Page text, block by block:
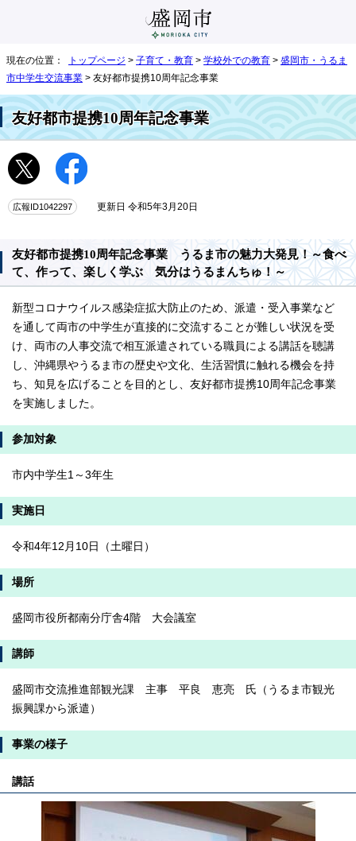
現在の位置： トップページ > 子育て・教育 > 学校外での教育 > 盛岡市・うるま
市中学生交流事業 > 友好都市提携10周年記念事業
友好都市提携10周年記念事業
広報ID1042297 更新日 令和5年3月20日
友好都市提携10周年記念事業 うるま市の魅力大発見！～食べ
て、作って、楽しく学ぶ 気分はうるまんちゅ！～
新型コロナウイルス感染症拡大防止のため、派遣・受入事業など
を通して両市の中学生が直接的に交流することが難しい状況を受
け、両市の人事交流で相互派遣されている職員による講話を聴講
し、沖縄県やうるま市の歴史や文化、生活習慣に触れる機会を持
ち、知見を広げることを目的とし、友好都市提携10周年記念事業
を実施しました。
参加対象
市内中学生1～3年生
実施日
令和4年12月10日（土曜日）
場所
盛岡市役所都南分庁舎4階 大会議室
講師
盛岡市交流推進部観光課 主事 平良 恵亮 氏（うるま市観光
振興課から派遣）
事業の様子
講話